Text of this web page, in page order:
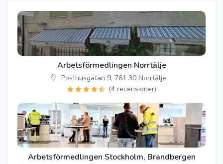
Arbetsförmedlingen Norrtälje
Posthusgatan 9, 761 30 Norrtälje
(4 recensioner)
Arbetsförmedlingen Stockholm, Brandbergen